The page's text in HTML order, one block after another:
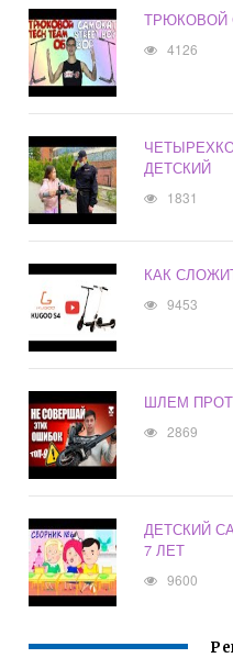
ТРЮКОВОЙ
4126
ДЕТСКИЙ
1831
КАК
9453
ШЛЕМ
2869
ДЕТСКИЙ
7 ЛЕТ
9600